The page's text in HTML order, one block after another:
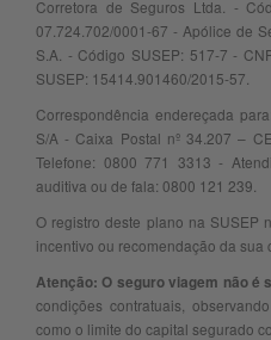
Corretora de Seguros Ltda. -
07.724.702/0001-67 - Apólice de
S.A. - Código SUSEP: 517-7 -
SUSEP: 15414.901460/2015-57.
Correspondência endereçada
S/A - Caixa Postal nº 34.207 –
Telefone: 0800 771 3313 -
auditiva ou de fala: 0800 121 239.
O registro deste plano na SUSEP
incentivo ou recomendação da sua
Atenção: O seguro viagem não é
condições contratuais,
como o limite do capital segurado